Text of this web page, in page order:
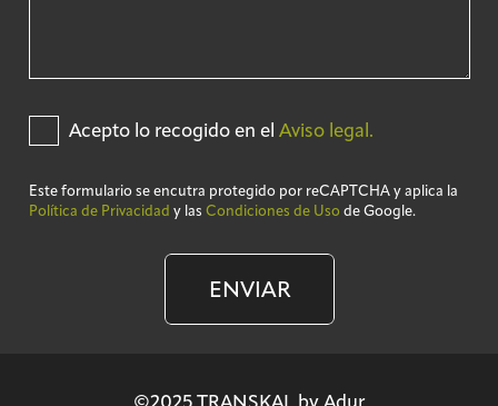
Acepto lo recogido en el Aviso legal.
Este formulario se encutra protegido por reCAPTCHA y aplica la
Política de Privacidad y las Condiciones de Uso de Google.
ENVIAR